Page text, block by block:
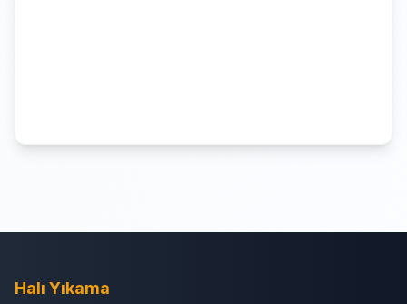
Halı Yıkama